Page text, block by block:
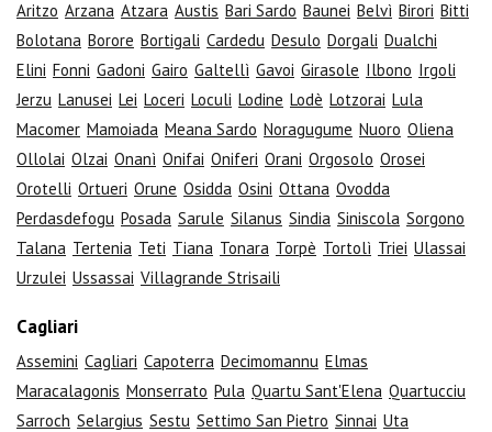
Aritzo Arzana Atzara Austis Bari Sardo Baunei Belvì Birori Bitti
Bolotana Borore Bortigali Cardedu Desulo Dorgali Dualchi
Elini Fonni Gadoni Gairo Galtellì Gavoi Girasole Ilbono Irgoli
Jerzu Lanusei Lei Loceri Loculi Lodine Lodè Lotzorai Lula
Macomer Mamoiada Meana Sardo Noragugume Nuoro Oliena
Ollolai Olzai Onanì Onifai Oniferi Orani Orgosolo Orosei
Orotelli Ortueri Orune Osidda Osini Ottana Ovodda
Perdasdefogu Posada Sarule Silanus Sindia Siniscola Sorgono
Talana Tertenia Teti Tiana Tonara Torpè Tortolì Triei Ulassai
Urzulei Ussassai Villagrande Strisaili
Cagliari
Assemini Cagliari Capoterra Decimomannu Elmas
Maracalagonis Monserrato Pula Quartu Sant'Elena Quartucciu
Sarroch Selargius Sestu Settimo San Pietro Sinnai Uta